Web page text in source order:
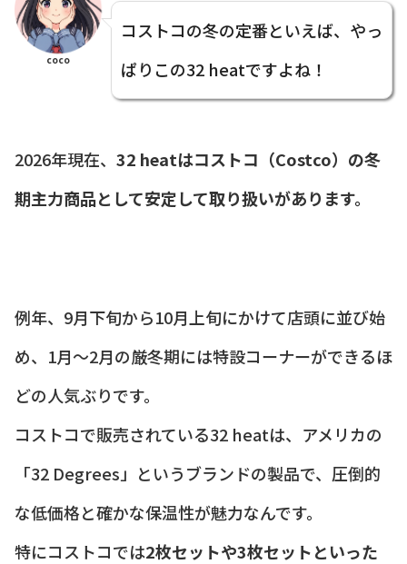
coco
コストコの冬の定番といえば、やっ
ぱりこの32 heatですよね！
2026年現在、 32 heatはコストコ（Costco）の冬
期主力商品として安定して取り扱いがあります。
例年、9月下旬から10月上旬にかけて店頭に並び始
め、1月〜2月の厳冬期には特設コーナーができるほ
どの人気ぶりです。
コストコで販売されている32 heatは、アメリカの
「32 Degrees」というブランドの製品で、圧倒的
な低価格と確かな保温性が魅力なんです。
特にコストコでは2枚セットや3枚セットといった